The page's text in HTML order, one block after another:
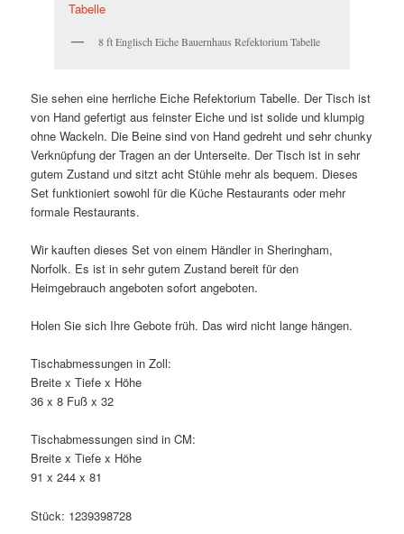
8 ft Englisch Eiche Bauernhaus Refektorium Tabelle
Sie sehen eine herrliche Eiche Refektorium Tabelle. Der Tisch ist
von Hand gefertigt aus feinster Eiche und ist solide und klumpig
ohne Wackeln. Die Beine sind von Hand gedreht und sehr chunky
Verknüpfung der Tragen an der Unterseite. Der Tisch ist in sehr
gutem Zustand und sitzt acht Stühle mehr als bequem. Dieses
Set funktioniert sowohl für die Küche Restaurants oder mehr
formale Restaurants.
Wir kauften dieses Set von einem Händler in Sheringham,
Norfolk. Es ist in sehr gutem Zustand bereit für den
Heimgebrauch angeboten sofort angeboten.
Holen Sie sich Ihre Gebote früh. Das wird nicht lange hängen.
Tischabmessungen in Zoll:
Breite x Tiefe x Höhe
36 x 8 Fuß x 32
Tischabmessungen sind in CM:
Breite x Tiefe x Höhe
91 x 244 x 81
Stück: 1239398728